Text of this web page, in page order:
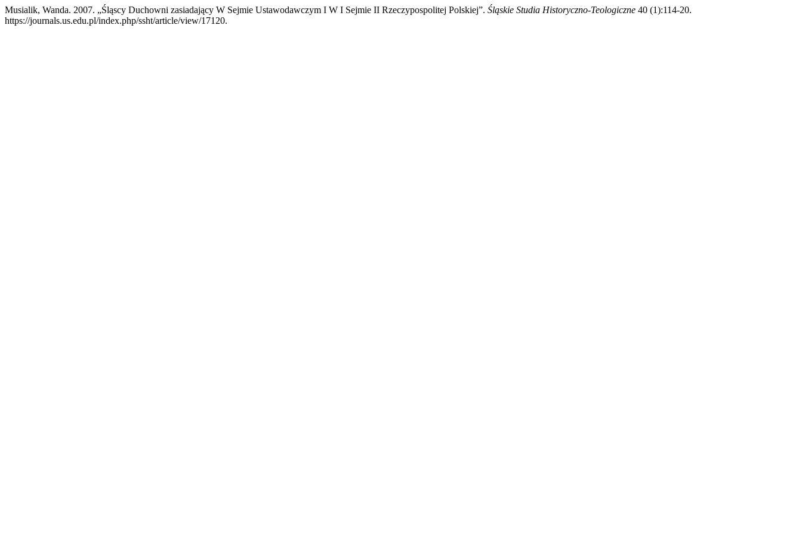
Musialik, Wanda. 2007. „Śląscy Duchowni zasiadający W Sejmie Ustawodawczym I W I Sejmie II Rzeczypospolitej Polskiej”. Śląskie Studia Historyczno-Teologiczne 40 (1):114-20.
https://journals.us.edu.pl/index.php/ssht/article/view/17120.